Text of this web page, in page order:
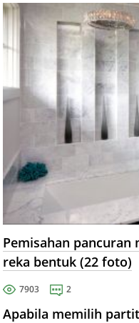
Pemisahan pancuran
reka bentuk (22 foto)
7903 2
Apabila memilih